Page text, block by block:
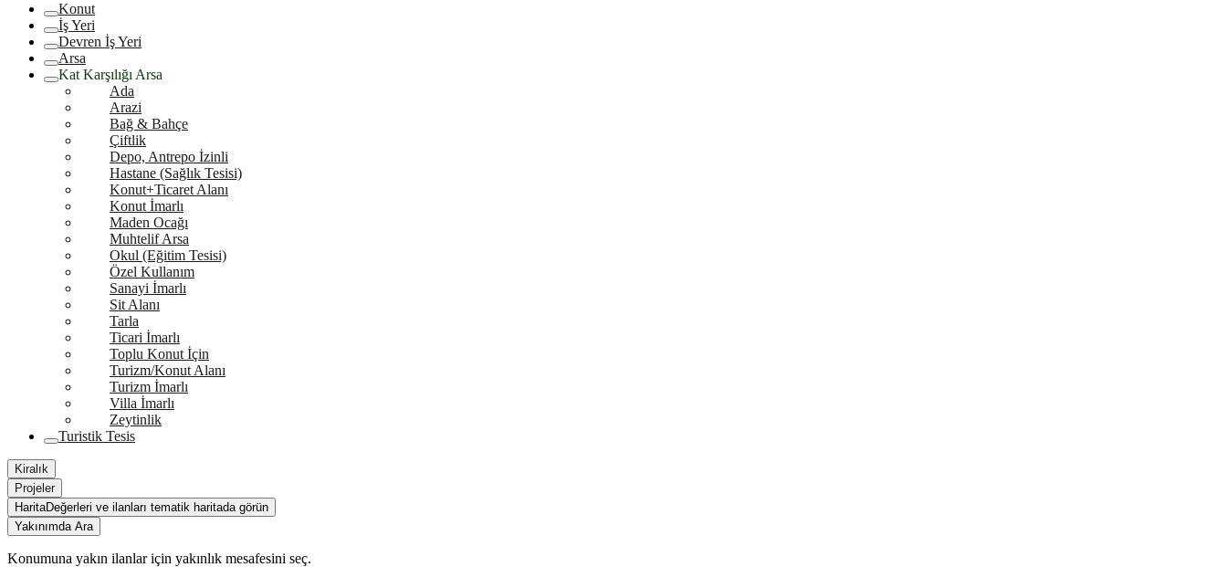
Konut
İş Yeri
Devren İş Yeri
Arsa
Kat Karşılığı Arsa
Ada
Arazi
Bağ & Bahçe
Çiftlik
Depo, Antrepo İzinli
Hastane (Sağlık Tesisi)
Konut+Ticaret Alanı
Konut İmarlı
Maden Ocağı
Muhtelif Arsa
Okul (Eğitim Tesisi)
Özel Kullanım
Sanayi İmarlı
Sit Alanı
Tarla
Ticari İmarlı
Toplu Konut İçin
Turizm/Konut Alanı
Turizm İmarlı
Villa İmarlı
Zeytinlik
Turistik Tesis
Kiralık
Projeler
HaritaDeğerleri ve ilanları tematik haritada görün
Yakınımda Ara
Konumuna yakın ilanlar için yakınlık mesafesini seç.